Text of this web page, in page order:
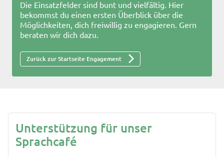
Die Einsatzfelder sind bunt und vielfältig. Hier
bekommst du einen ersten Überblick über die
Möglichkeiten, dich freiwillig zu engagieren. Gern
beraten wir dich dazu.
Zurück zur Startseite Engagement
Unterstützung für unser
Sprachcafé